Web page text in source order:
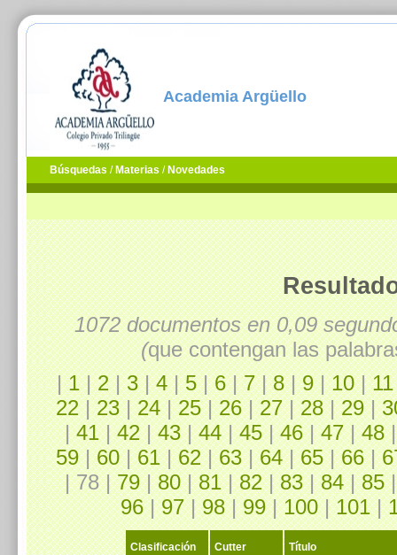
Academia Argüello
Búsquedas / Materias / Novedades
1072 documentos en 0,09
(que contengan las
|1|2|3|4|5|6|7|8|9|10|11
22|23|24|25|26|27|28|29|
|41|42|43|44|45|46|47|48
59|60|61|62|63|64|65|66|
| 78 |79|80|81|82|83|84|85
96|97|98|99|100|101|
Clasificación Cutter Título